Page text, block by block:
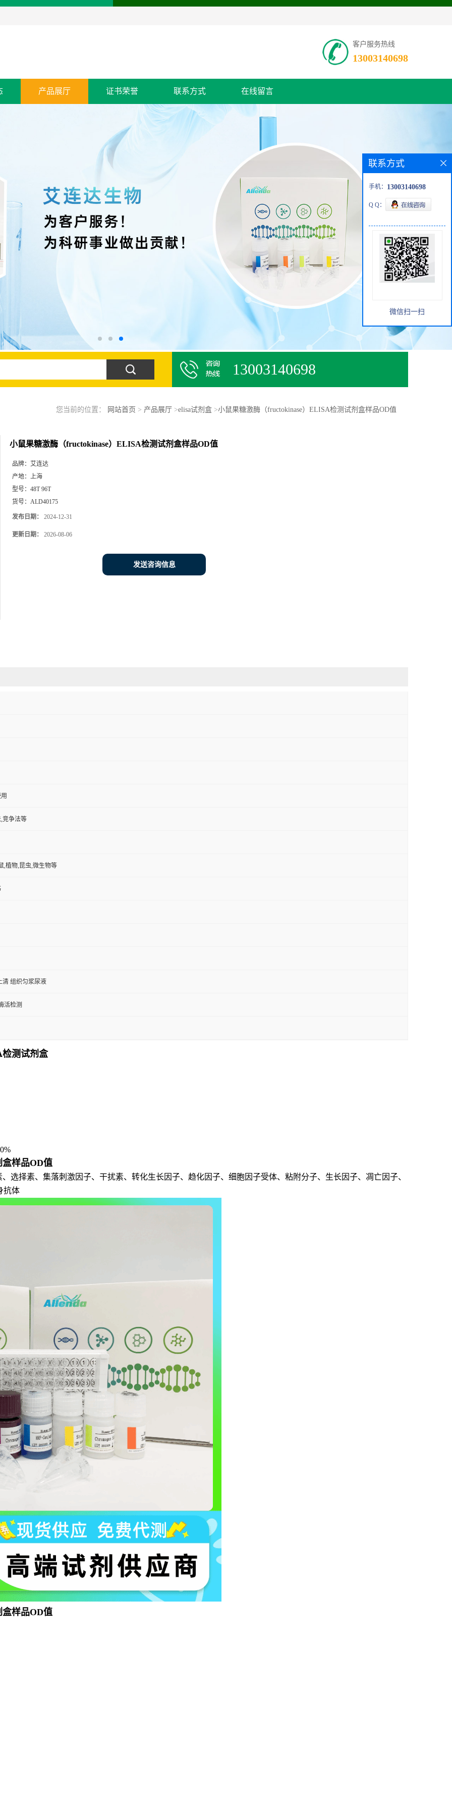
客户服务热线
13003140698
产品展厅 证书荣誉 联系方式 在线留言
13003140698
您当前的位置： 网站首页 > 产品展厅 >elisa试剂盒>小鼠果糖激酶（fructokinase）ELISA检测试剂盒样品OD值
小鼠果糖激酶（fructokinase）ELISA检测试剂盒样品OD值
品牌： 艾连达
产地： 上海
型号： 48T 96T
货号： ALD40175
发布日期： 2024-12-31
更新日期： 2026-08-06
发送咨询信息
竞争法等
,植物,昆虫,微生物等
清 组织匀浆尿液
活检测
测试剂盒
样品OD值
选择素、集落刺激因子、干扰素、转化生长因子、趋化因子、细胞因子受体、粘附分子、生长因子、凋亡因子、
抗体
样品OD值
联系方式
手机： 13003140698
Q Q：
微信扫一扫